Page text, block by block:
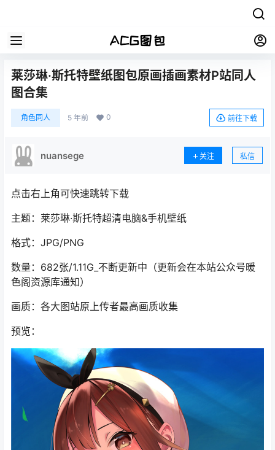
莱莎琳·斯托特壁纸图包原画插画素材P站同人
图合集
角色同人 5 年前 0 前往下载
nuansege 关注 私信
点击右上角可快速跳转下载
主题：莱莎琳·斯托特超清电脑&手机壁纸
格式：JPG/PNG
数量：682张/1.11G_不断更新中（更新会在本站公众号暖
色阁资源库通知）
画质：各大图站原上传者最高画质收集
预览：